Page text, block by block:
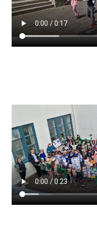
Frístund
Upplýsingar um innritun
Námsmat
Læsi
Lestrarheftin
Náms- og kennsluáætlanir
Námsráðgjafi